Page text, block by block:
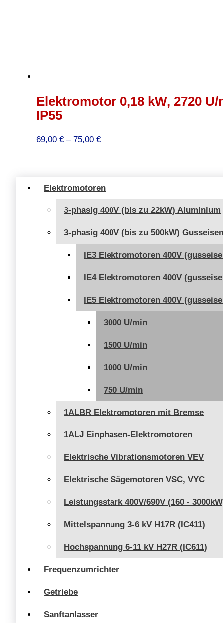
Elektromotoren
3-phasig 400V (bis zu 22kW) Aluminium
3-phasig 400V (bis zu 500kW) Gusseisen
IE3 Elektromotoren 400V
IE4 Elektromotoren 400V
IE5 Elektromotoren 400V
3000 U/min
1500 U/min
1000 U/min
750 U/min
1ALBR Elektromotoren mit Bremse
1ALJ Einphasen-Elektromotoren
Elektrische Vibrationsmotoren VEV
Elektrische Sägemotoren VSC, VYC
Leistungsstark 400V/690V (160 -
Mittelspannung 3-6 kV H17R (IC411)
Hochspannung 6-11 kV H27R (IC611)
Frequenzumrichter
Getriebe
Sanftanlasser
Elektromotor 0,18 kW, 2720 U/
IP55
69,00 € – 75,00 €Preisspanne: